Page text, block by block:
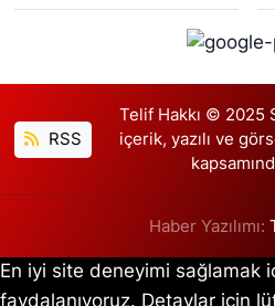
RSS
Telif Hakkı © 2025
içerik, yazılı ve
Haber Yazılımı:
En iyi site deneyimi sağlamak
faydalanıyoruz. Detaylar için